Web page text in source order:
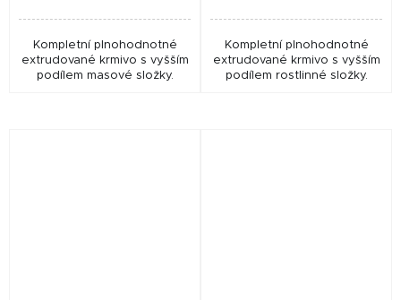
Kompletní plnohodnotné
extrudované krmivo s vyšším
podílem masové složky.
Kompletní plnohodnotné
extrudované krmivo s vyšším
podílem rostlinné složky.